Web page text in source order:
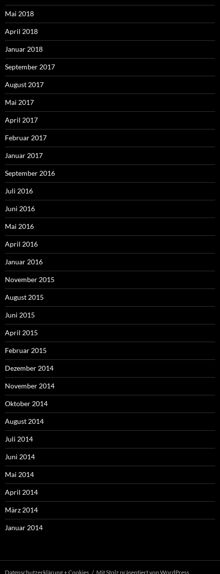
Mai 2018
April 2018
Januar 2018
September 2017
August 2017
Mai 2017
April 2017
Februar 2017
Januar 2017
September 2016
Juli 2016
Juni 2016
Mai 2016
April 2016
Januar 2016
November 2015
August 2015
Juni 2015
April 2015
Februar 2015
Dezember 2014
November 2014
Oktober 2014
August 2014
Juli 2014
Juni 2014
Mai 2014
April 2014
März 2014
Januar 2014
Datenschutzerklärung + Cookies Mit Stolz präsentiert von WordPress